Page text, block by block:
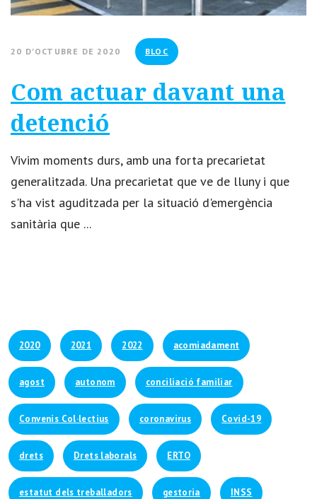
20 D'OCTUBRE DE 2020 BLOC
Com actuar davant una
detenció
Vivim moments durs, amb una forta precarietat
generalitzada. Una precarietat que ve de lluny i que
s'ha vist aguditzada per la situació d'emergència
sanitària que ...
2020 2021 2022 acomiadament
agost autonom conciliació familiar
Convenis Col·lectius coronavirus Covid-19
drets Drets laborals ERTO
estatut dels treballadors gestoria INSS